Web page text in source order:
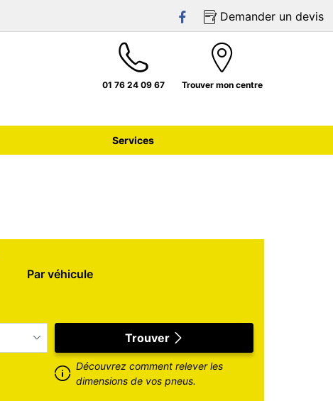
Demander un devis
01 76 24 09 67 Trouver mon centre
Services
Par véhicule
Trouver
Découvrez comment relever les
dimensions de vos pneus.